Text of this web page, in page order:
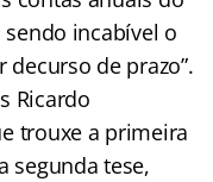
incabível o
de prazo”.
Ricardo
trouxe a primeira
segunda tese,